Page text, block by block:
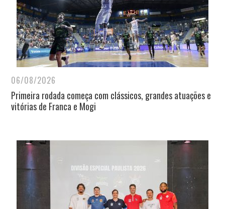
06/08/2026
Primeira rodada começa com clássicos, grandes atuações e
vitórias de Franca e Mogi